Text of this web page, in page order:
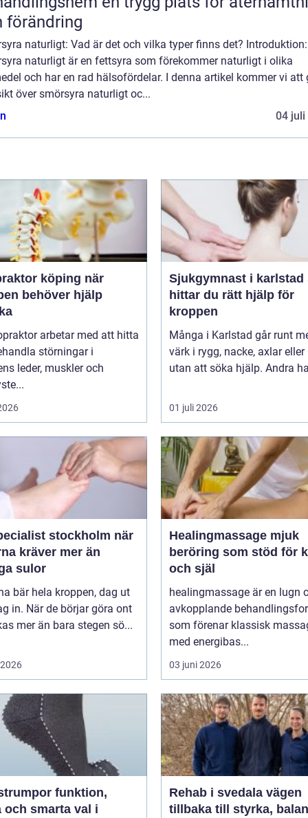
förändring
naturligt: Vad är det och vilka typer finns det? Introduktion:
naturligt är en fettsyra som förekommer naturligt i olika
och har en rad hälsofördelar. I denna artikel kommer vi att
över smörsyra naturligt oc...
04 juli
köping när
behöver hjälp
arbetar med att hitta
störningar i
leder, muskler och
Sjukgymnast i karlstad så
hittar du rätt hjälp för
kroppen
Många i Karlstad går runt
värk i rygg, nacke, axlar
utan att söka hjälp. Andra
01 juli 2026
stockholm när
kräver mer än
sulor
bär hela kroppen, dag ut
in. När de börjar göra ont
påverkas mer än bara stegen sö...
Healingmassage mjuk
beröring som stöd för
och själ
healingmassage är en lugn
avkopplande
som förenar klassisk
med energibas...
03 juni 2026
funktion,
och smarta val i
Rehab i svedala vägen
tillbaka till styrka,